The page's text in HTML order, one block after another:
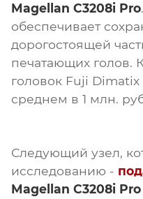
Magellan C3208i Pro
обеспечивает
дорогостоящей
печатающих голов.
головок Fuji
среднем в 1 млн.
Следующий узел,
исследованию -
Magellan C3208i Pro